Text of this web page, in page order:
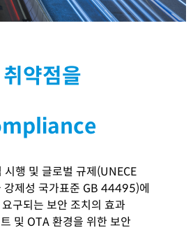
약점을
행 및 글로벌 규제(UNECE
강제성 국가표준 GB 44495)에
구되는 보안 조치의 효과
및 OTA환경을 위한 보안